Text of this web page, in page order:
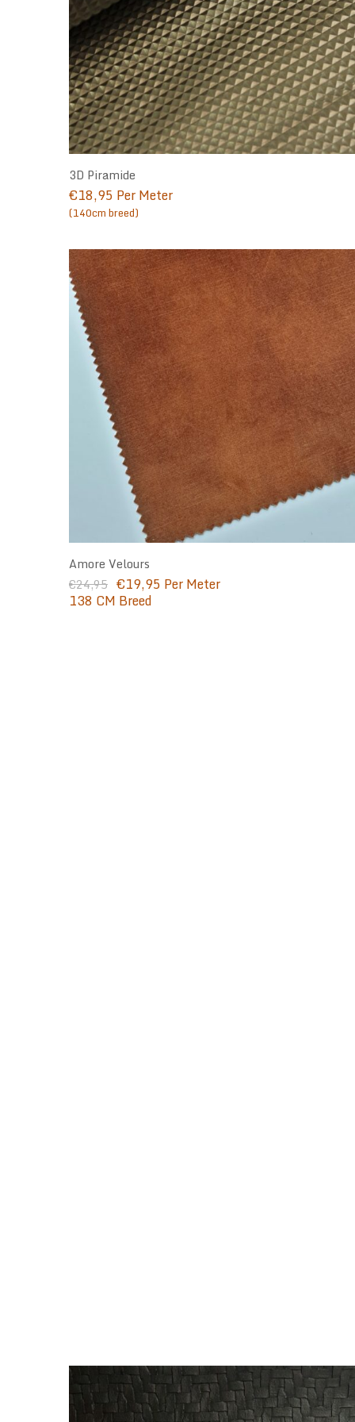
3D Piramide
€18,95 Per Meter
(140cm breed)
Amore Velours
€24,95 Oorspronkelijke
prijs
€19,95 Huidige
Per Meter
138 CM Breed